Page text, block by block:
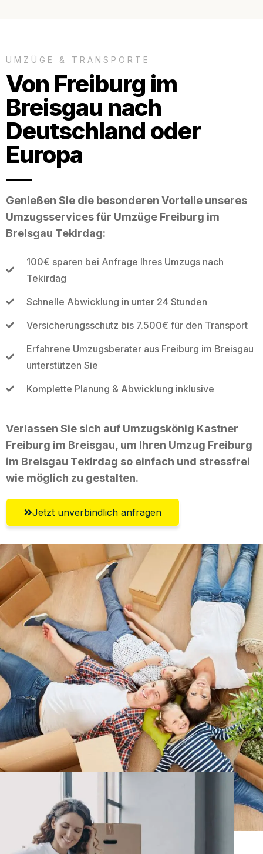
UMZÜGE & TRANSPORTE
Von Freiburg im
Breisgau nach
Deutschland oder
Europa
Genießen Sie die besonderen Vorteile unseres
Umzugsservices für Umzüge Freiburg im
Breisgau Tekirdag:
100€ sparen bei Anfrage Ihres Umzugs nach
Tekirdag
Schnelle Abwicklung in unter 24 Stunden
Versicherungsschutz bis 7.500€ für den Transport
Erfahrene Umzugsberater aus Freiburg im Breisgau
unterstützen Sie
Komplette Planung & Abwicklung inklusive
Verlassen Sie sich auf Umzugskönig Kastner
Freiburg im Breisgau, um Ihren Umzug Freiburg
im Breisgau Tekirdag so einfach und stressfrei
wie möglich zu gestalten.
Jetzt unverbindlich anfragen